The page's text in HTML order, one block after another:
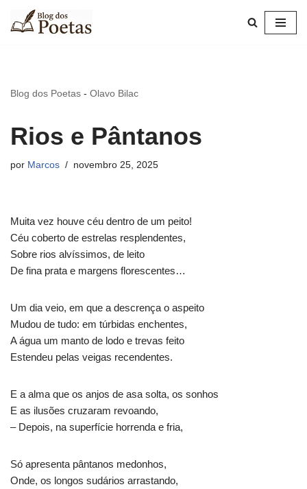
Pular
Blog dos Poetas - Olavo Bilac
Rios e Pântanos
por Marcos novembro 25, 2025
Muita vez houve céu dentro de um peito!
Céu coberto de estrelas resplendentes,
Sobre rios alvíssimos, de leito
De fina prata e margens florescentes…
Um dia veio, em que a descrença o aspeito
Mudou de tudo: em túrbidas enchentes,
A água um manto de lodo e trevas feito
Estendeu pelas veigas recendentes.
E a alma que os anjos de asa solta, os sonhos
E as ilusões cruzaram revoando,
– Depois, na superfície horrenda e fria,
Só apresenta pântanos medonhos,
Onde, os longos sudários arrastando,